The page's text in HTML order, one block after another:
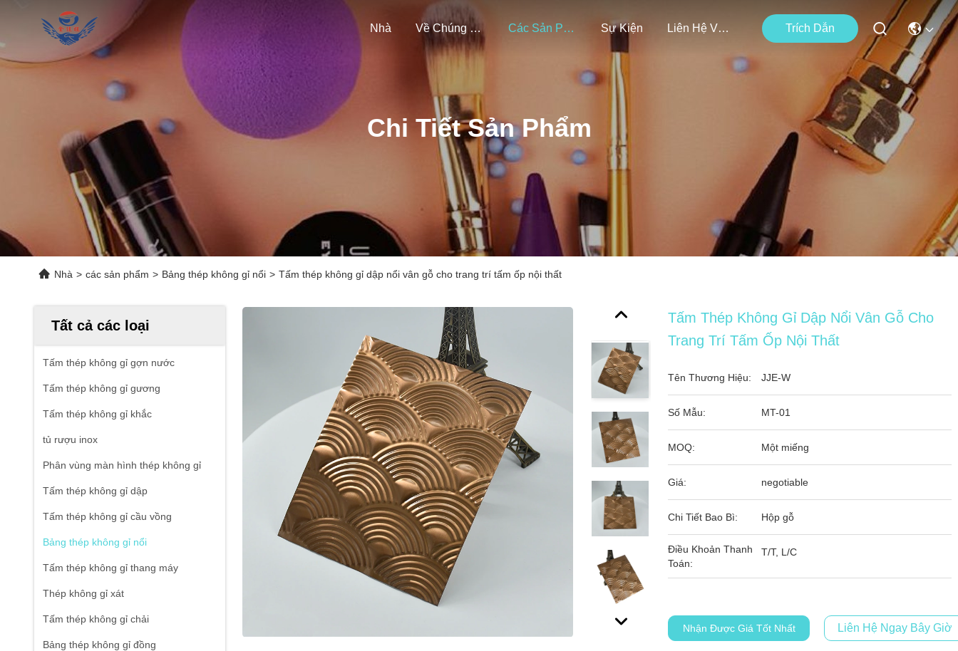
Nhà Về Chúng Tôi Các Sản Phẩm Sự Kiện Liên Hệ Với Chúng Tôi Trích Dẫn
Chi Tiết Sản Phẩm
Nhà > các sản phẩm > Bảng thép không gỉ nổi > Tấm thép không gỉ dập nổi vân gỗ cho trang trí tấm ốp nội thất
Tất cả các loại
Tấm thép không gỉ gợn nước
Tấm thép không gỉ gương
Tấm thép không gỉ khắc
tủ rượu inox
Phân vùng màn hình thép không gỉ
Tấm thép không gỉ dập
Tấm thép không gỉ cầu vồng
Bảng thép không gỉ nổi
Tấm thép không gỉ thang máy
Thép không gỉ xát
Tấm thép không gỉ chải
Bảng thép không gỉ đồng
Tấm Thép Không Gỉ Dập Nổi Vân Gỗ Cho
Trang Trí Tấm Ốp Nội Thất
Tên Thương Hiệu: JJE-W
Số Mẫu: MT-01
MOQ: Một miếng
Giá: negotiable
Chi Tiết Bao Bì: Hộp gỗ
Điều Khoản Thanh
Toán:
T/T, L/C
Nhận Được Giá Tốt Nhất Liên Hệ Ngay Bây Giờ